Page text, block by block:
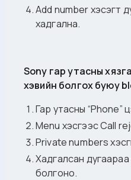
Add number хэсэгт
хадгална.
Sony гар утасны
хэвийн болгох буюу
Гар утасны “Phone”
Menu хэсгээс Call
Private numbers
Хадгалсан
болгоно.